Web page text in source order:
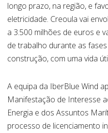
longo prazo, na região, e
eletricidade. Creoula vai
a 3.500 milhões de euros e
de trabalho durante as
construção, com uma vida
A equipa da IberBlue Wind
Manifestação de Interesse
Energia e dos Assuntos
processo de licenciamento